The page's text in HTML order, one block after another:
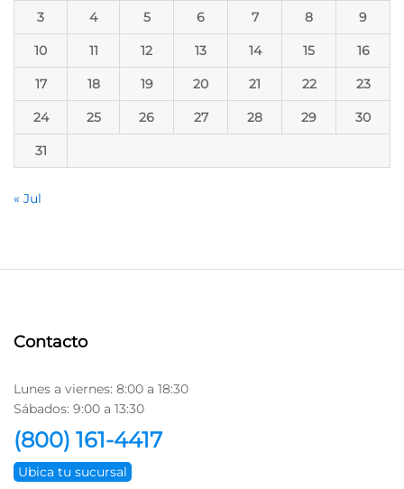
3 4 5 6 7 8 9
10 11 12 13 14 15 16
17 18 19 20 21 22 23
24 25 26 27 28 29 30
31
« Jul
Contacto
Lunes a viernes: 8:00 a 18:30
Sábados: 9:00 a 13:30
(800) 161-4417
Ubica tu sucursal